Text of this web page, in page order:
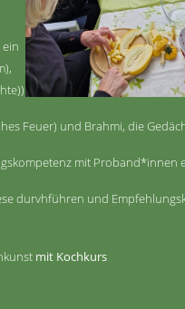
ein
Feuer) und Brahmi, die
mit Proband*innen
durvhführen und
mit Kochkurs